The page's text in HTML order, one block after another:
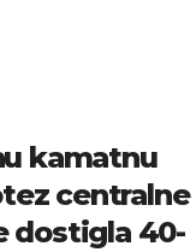
kamatnu
centralne
dostigla 40-